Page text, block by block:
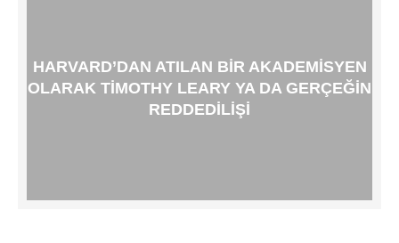
HARVARD’DAN ATILAN BIR AKADEMISYEN
OLARAK TIMOTHY LEARY YA DA GERÇEĞIN
REDDEDILIŞI